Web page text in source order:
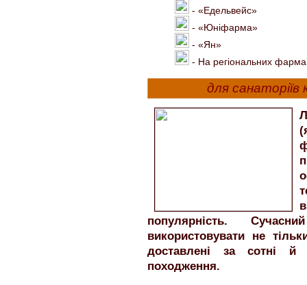
- «Едельвейс»
- «Юніфарма»
- «Ян»
- На регіональних
для санаторіїв
популярність.
використовувати не
доставлені за сотні й
походження.